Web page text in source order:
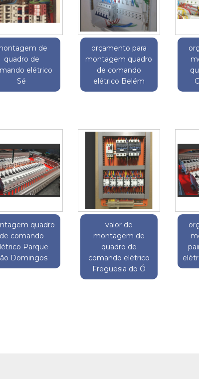
de
quadro de
elétrico
Sé
orçamento para
montagem quadro
de comando
elétrico Belém
quadro
de comando
Parque
Domingos
valor de
montagem de
quadro de
comando elétrico
Freguesia do Ó